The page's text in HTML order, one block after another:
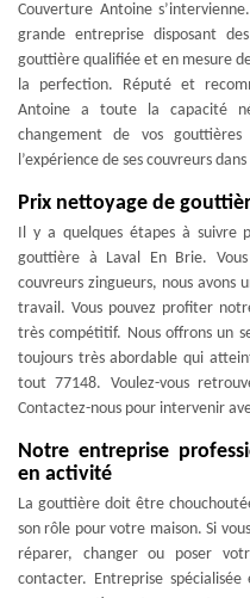
Couverture Antoine
grande entreprise disposant
gouttière qualifiée et en mesure
la perfection. Réputé et
Antoine a toute la capacité
changement de vos
l’expérience de ses couvreurs
Prix nettoyage de
Il y a quelques étapes à suivre
gouttière à Laval En Brie.
couvreurs zingueurs, nous avons
travail. Vous pouvez profiter
très compétitif. Nous offrons un
toujours très abordable qui
tout 77148. Voulez-vous
Contactez-nous pour intervenir
Notre entreprise
en activité
La gouttière doit être
son rôle pour votre maison. Si
réparer, changer ou poser
contacter. Entreprise